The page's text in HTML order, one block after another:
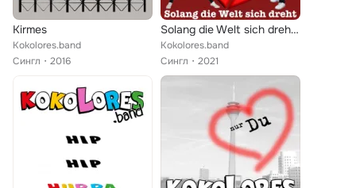
Kirmes
Kokolores.band
Сингл
2016
Solang die Welt sich dreht (Radio Edit)
Kokolores.band
Сингл
2021